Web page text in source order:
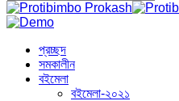
প্রচ্ছদ
সমকালীন
বইমেলা
বইমেলা-২০২১